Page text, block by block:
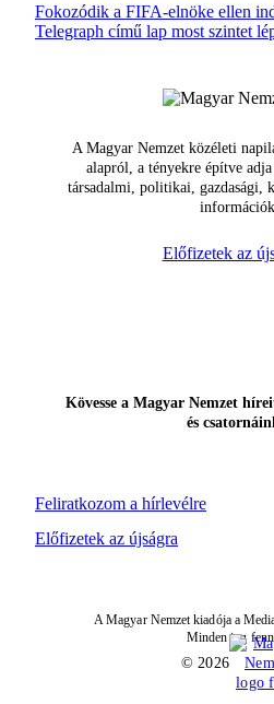
Fokozódik a FIFA-elnöke ellen
Telegraph című lap most szintet
A Magyar Nemzet közéleti
alapról, a tényekre építve
társadalmi, politikai, gazdasági,
Előfizetek az
Feliratkozom a hírlevélre
Kövesse a Magyar Nemzet
és
Előfizetek az újságra
A Magyar Nemzet kiadója a
Minden jog
© 2026